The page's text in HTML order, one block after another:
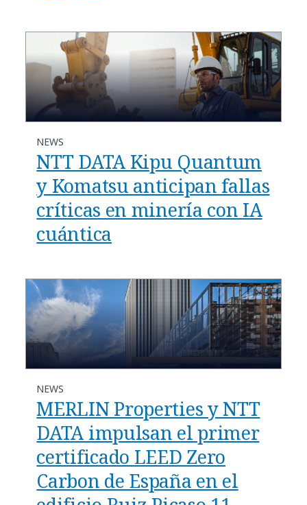
NEWS
NTT DATA Kipu Quantum
y Komatsu anticipan fallas
críticas en minería con IA
cuántica
NEWS
MERLIN Properties y NTT
DATA impulsan el primer
certificado LEED Zero
Carbon de España en el